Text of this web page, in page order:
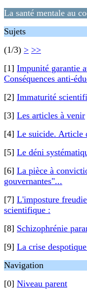
La santé mentale au
Sujets
(1/3) > >>
[1] Impunité garantie
Conséquences anti-
[2] Immaturité
[3] Les articles à venir
[4] Le suicide. Article
[5] Le déni
[6] La pièce à
gouvernantes"...
[7] L'imposture
scientifique :
[8] Schizophrénie
[9] La crise
Navigation
[0] Niveau parent